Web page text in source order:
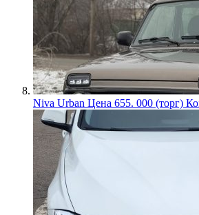
Niva Urban Цена 655. 000 (торг)